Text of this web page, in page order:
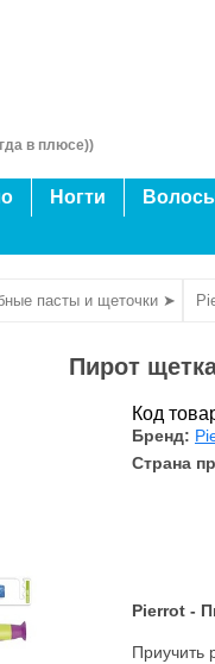
в плюсе))
Ногти
пасты и щеточки ➤
Пирот
Код
Бренд:
Страна
Pierrot -
Приучить